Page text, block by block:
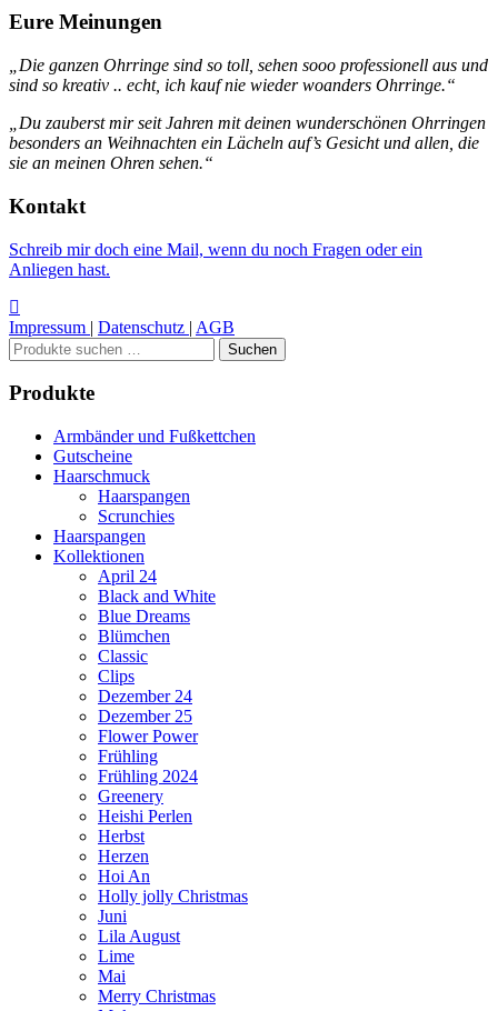
Eure Meinungen
„Die ganzen Ohrringe sind so toll, sehen sooo professionell aus und
sind so kreativ .. echt, ich kauf nie wieder woanders Ohrringe.“
„Du zauberst mir seit Jahren mit deinen wunderschönen Ohrringen
besonders an Weihnachten ein Lächeln auf’s Gesicht und allen, die
sie an meinen Ohren sehen.“
Kontakt
Schreib mir doch eine Mail, wenn du noch Fragen oder ein
Anliegen hast.
Impressum | Datenschutz | AGB
Suchen
nach:
Suchen
Produkte
Armbänder und Fußkettchen
Gutscheine
Haarschmuck
Haarspangen
Scrunchies
Haarspangen
Kollektionen
April 24
Black and White
Blue Dreams
Blümchen
Classic
Clips
Dezember 24
Dezember 25
Flower Power
Frühling
Frühling 2024
Greenery
Heishi Perlen
Herbst
Herzen
Hoi An
Holly jolly Christmas
Juni
Lila August
Lime
Mai
Merry Christmas